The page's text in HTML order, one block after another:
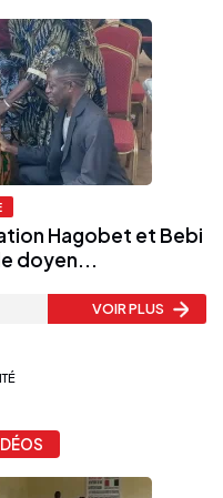
Hagobet et Bebi
doyen...
VOIR PLUS